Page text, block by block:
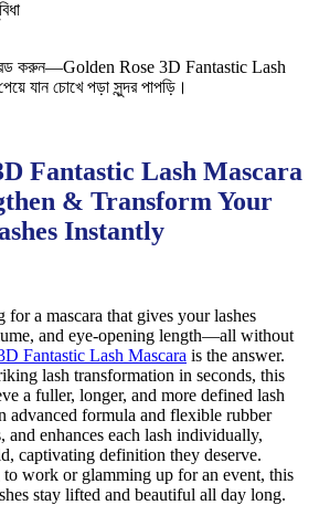
করুন—Golden Rose 3D Fantastic Lash
যান চোখে পড়া সুন্দর পাপড়ি।
Fantastic Lash Mascara
& Transform Your
Instantly
for a mascara that gives your lashes
and eye-opening length—all without
Fantastic Lash Mascara is the answer.
lash transformation in seconds, this
a fuller, longer, and more defined lash
advanced formula and flexible rubber
and enhances each lash individually,
captivating definition they deserve.
work or glamming up for an event, this
stay lifted and beautiful all day long.